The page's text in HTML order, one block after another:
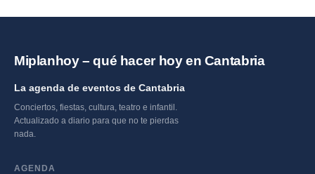
Miplanhoy – qué hacer hoy en Cantabria
La agenda de eventos de Cantabria
Conciertos, fiestas, cultura, teatro e infantil.
Actualizado a diario para que no te pierdas
nada.
AGENDA